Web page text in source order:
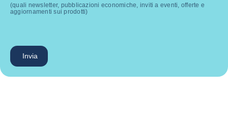
(quali newsletter, pubblicazioni economiche, inviti a eventi, offerte e
aggiornamenti sui prodotti)
Invia